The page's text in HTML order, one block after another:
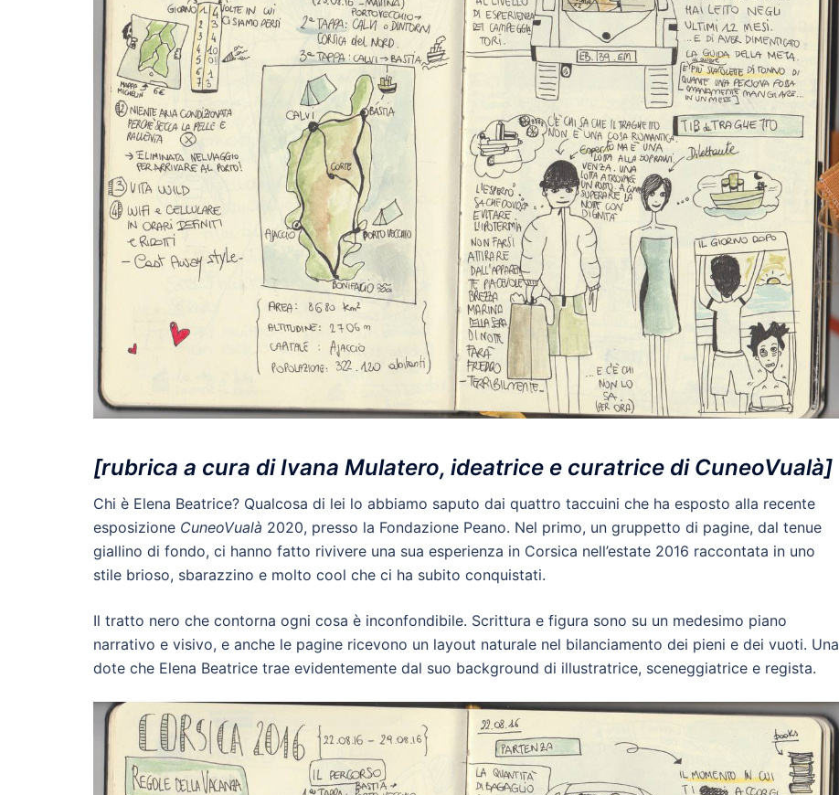
[rubrica a cura di Ivana Mulatero, ideatrice e curatrice di CuneoVualà]
Chi è Elena Beatrice? Qualcosa di lei lo abbiamo saputo dai quattro taccuini che ha esposto alla recente
esposizione CuneoVualà 2020, presso la Fondazione Peano. Nel primo, un gruppetto di pagine, dal tenue
giallino di fondo, ci hanno fatto rivivere una sua esperienza in Corsica nell’estate 2016 raccontata in uno
stile brioso, sbarazzino e molto cool che ci ha subito conquistati.
Il tratto nero che contorna ogni cosa è inconfondibile. Scrittura e figura sono su un medesimo piano
narrativo e visivo, e anche le pagine ricevono un layout naturale nel bilanciamento dei pieni e dei vuoti. Una
dote che Elena Beatrice trae evidentemente dal suo background di illustratrice, sceneggiatrice e regista.